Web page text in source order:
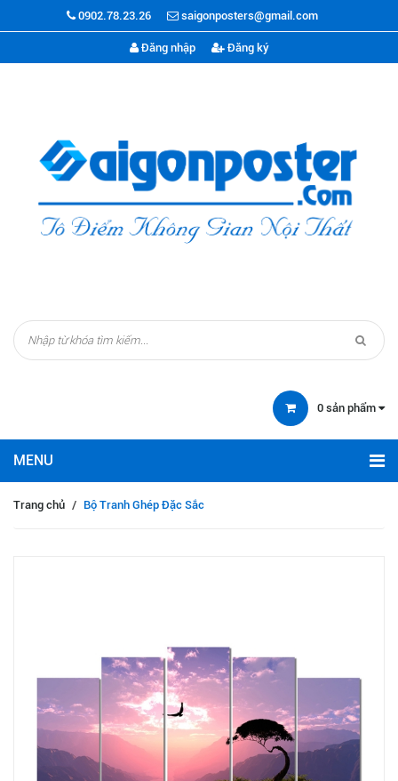
0902.78.23.26 saigonposters@gmail.com
Đăng nhập Đăng ký
0 sản phẩm
Trang chủ / Bộ Tranh Ghép Đặc Sắc